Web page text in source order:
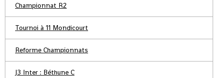
Championnat R2
Tournoi à 11 Mondicourt
Reforme Championnats
J3 Inter : Béthune C